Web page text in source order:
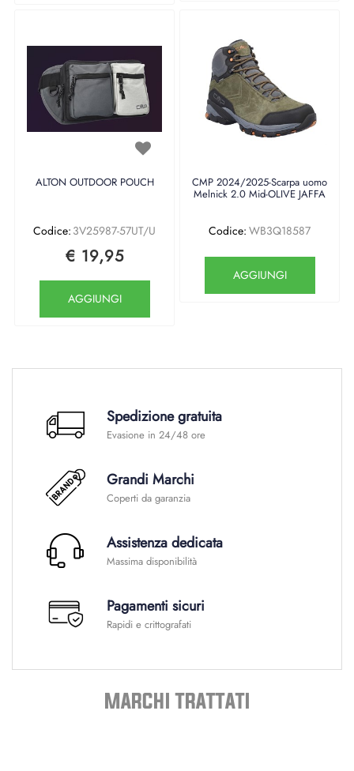
ALTON OUTDOOR POUCH
Codice: 3V25987-57UT/U
€ 19,95
AGGIUNGI
CMP 2024/2025-Scarpa uomo
Melnick 2.0 Mid-OLIVE JAFFA
Codice: WB3Q18587
AGGIUNGI
Spedizione gratuita
Evasione in 24/48 ore
Grandi Marchi
Coperti da garanzia
Assistenza dedicata
Massima disponibilità
Pagamenti sicuri
Rapidi e crittografati
MARCHI TRATTATI